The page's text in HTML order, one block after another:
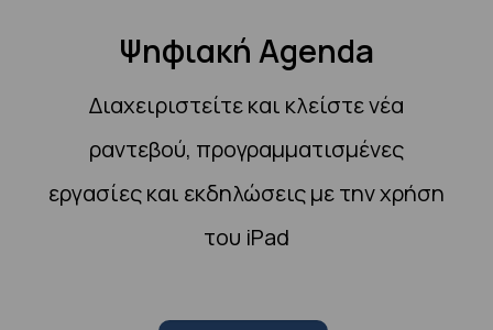
Ψηφιακή Agenda
Διαχειριστείτε και κλείστε νέα
ραντεβού, προγραμματισμένες
εργασίες και εκδηλώσεις με την χρήση
του iPad